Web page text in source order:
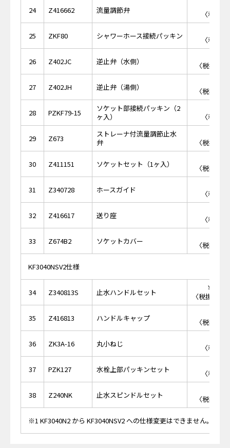
24 Z416662 流量調節弁
〈税抜
25 ZKF80 シャワーホース接続パッキン
〈税抜
26 Z402JC 逆止弁（水側）
〈税抜価
27 Z402JH 逆止弁（湯側）
〈税抜価
28 PZKF79-15
ソケット部接続パッキン（2
ヶ入）
〈税抜
29 Z673
ストレーナ付流量調節止水
弁
〈税抜価
30 Z411151 ソケットセット（1ヶ入）
〈税抜価
31 Z340728 ホースガイド
〈税抜
32 Z416617 送り座
〈税抜
33 Z674B2 ソケットカバー
〈税抜価
KF3040NSV2仕様
34 Z340813S 止水ハンドルセット
￥
〈税抜価格
35 Z416813 ハンドルキャップ
〈税抜価
36 ZK3A-16 丸小ねじ
〈税抜
37 PZK127 水栓上部パッキンセット
〈税抜
38 Z240NK 止水スピンドルセット
〈税抜価
※1 KF3040N2 から KF3040NSV2 への仕様変更はできません。